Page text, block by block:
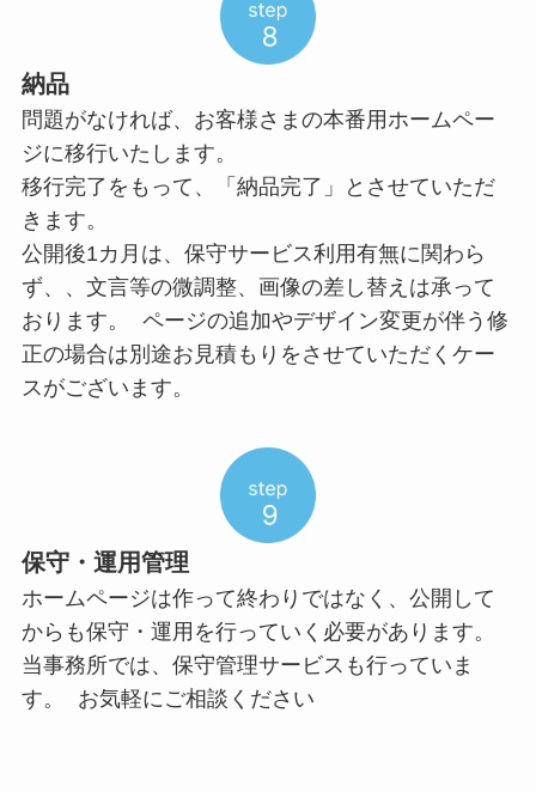
納品
問題がなければ、お客様さまの本番用ホームペー
ジに移行いたします。
移行完了をもって、「納品完了」とさせていただ
きます。
公開後1カ月は、保守サービス利用有無に関わら
ず、、文言等の微調整、画像の差し替えは承って
おります。 ページの追加やデザイン変更が伴う修
正の場合は別途お見積もりをさせていただくケー
スがございます。
保守・運用管理
ホームページは作って終わりではなく、公開して
からも保守・運用を行っていく必要があります。
当事務所では、保守管理サービスも行っていま
す。 お気軽にご相談ください